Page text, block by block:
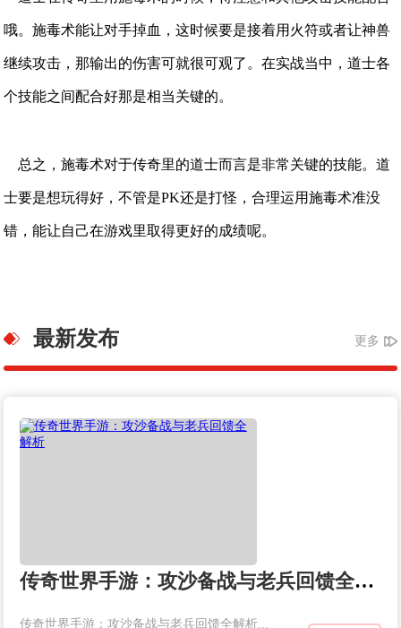
哦。施毒术能让对手掉血，这时候要是接着用火符或者让神兽
继续攻击，那输出的伤害可就很可观了。在实战当中，道士各
个技能之间配合好那是相当关键的。
总之，施毒术对于传奇里的道士而言是非常关键的技能。道
士要是想玩得好，不管是PK还是打怪，合理运用施毒术准没
错，能让自己在游戏里取得更好的成绩呢。
最新发布 更多
传奇世界手游：攻沙备战与老兵回馈全解析
传奇世界手游：攻沙备战与老兵回馈全解析...